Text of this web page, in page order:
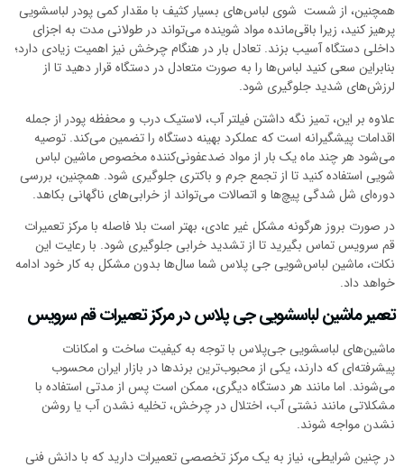
همچنین، از شست شوی لباس‌های بسیار کثیف با مقدار کمی پودر لباسشویی
پرهیز کنید، زیرا باقی‌مانده مواد شوینده می‌تواند در طولانی مدت به اجزای
داخلی دستگاه آسیب بزند. تعادل بار در هنگام چرخش نیز اهمیت زیادی دارد؛
بنابراین سعی کنید لباس‌ها را به صورت متعادل در دستگاه قرار دهید تا از
لرزش‌های شدید جلوگیری شود.
علاوه بر این، تمیز نگه داشتن فیلتر آب، لاستیک درب و محفظه پودر از جمله
اقدامات پیشگیرانه است که عملکرد بهینه دستگاه را تضمین می‌کند. توصیه
می‌شود هر چند ماه یک بار از مواد ضدعفونی‌کننده مخصوص ماشین لباس
شویی استفاده کنید تا از تجمع جرم و باکتری جلوگیری شود. همچنین، بررسی
دوره‌ای شل شدگی پیچ‌ها و اتصالات می‌تواند از خرابی‌های ناگهانی بکاهد.
در صورت بروز هرگونه مشکل غیر عادی، بهتر است بلا فاصله با مرکز تعمیرات
قم سرویس تماس بگیرید تا از تشدید خرابی جلوگیری شود. با رعایت این
نکات، ماشین لباس‌شویی جی پلاس شما سال‌ها بدون مشکل به کار خود ادامه
خواهد داد.
تعمیر ماشین لباسشویی جی پلاس در مرکز تعمیرات قم سرویس
ماشین‌های لباسشویی جی‌پلاس با توجه به کیفیت ساخت و امکانات
پیشرفته‌ای که دارند، یکی از محبوب‌ترین برندها در بازار ایران محسوب
می‌شوند. اما مانند هر دستگاه دیگری، ممکن است پس از مدتی استفاده با
مشکلاتی مانند نشتی آب، اختلال در چرخش، تخلیه نشدن آب یا روشن
نشدن مواجه شوند.
در چنین شرایطی، نیاز به یک مرکز تخصصی تعمیرات دارید که با دانش فنی